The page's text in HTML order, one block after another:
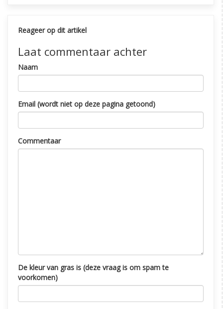
Reageer op dit artikel
Laat commentaar achter
Naam
Email (wordt niet op deze pagina getoond)
Commentaar
De kleur van gras is (deze vraag is om spam te
voorkomen)